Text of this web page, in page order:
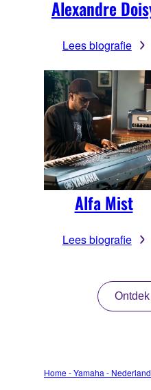
Alexandre
Lees biografie
Alfa Mist
Lees biografie
Home - Yamaha -